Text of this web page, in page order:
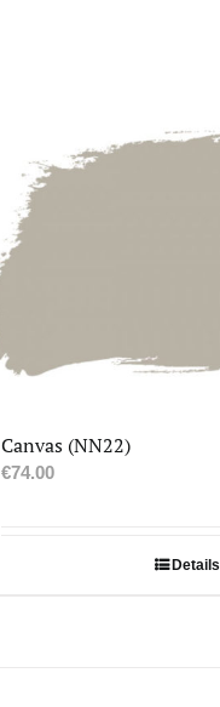
Canvas (NN22)
€74.00
Details